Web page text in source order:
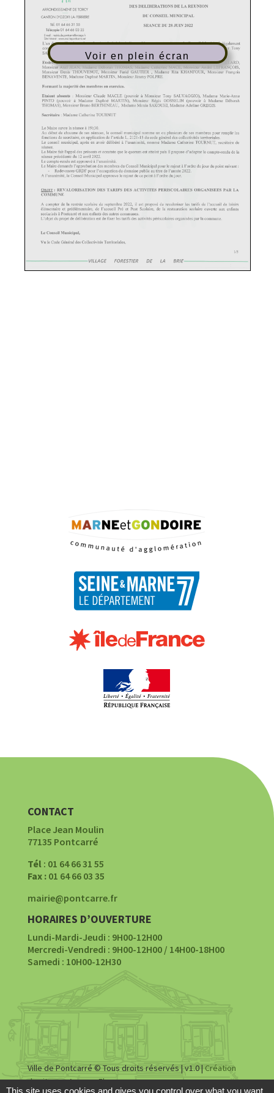
Voir en plein écran
CONTACT
Place Jean Moulin
77135 Pontcarré
Tél: 01 64 66 31 55
Fax :01 64 66 03 35
mairie@pontcarre.fr
HORAIRES D’OUVERTURE
Lundi-Mardi-Jeudi : 9H00-12H00
Mercredi-Vendredi : 9H00-12H00 / 14H00-18H00
Samedi : 10H00-12H30
Ville de Pontcarré © Tous droits réservés | v1.0 | Création
du site par Agence Fluence
This site uses cookies and gives you control over what you want